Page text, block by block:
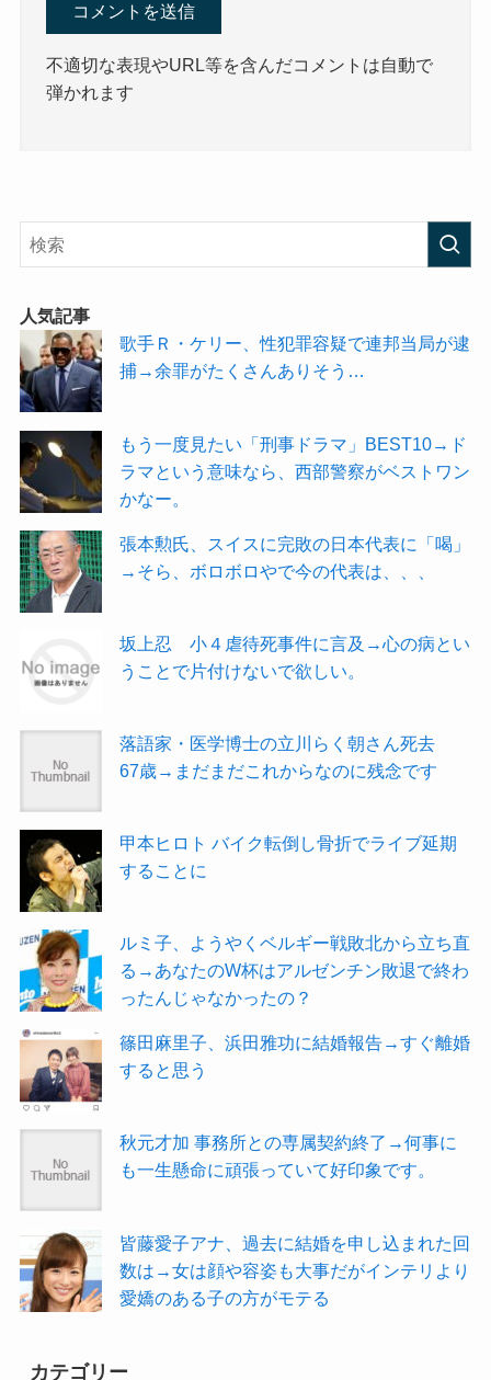
不適切な表現やURL等を含んだコメントは自動で
弾かれます
人気記事
歌手Ｒ・ケリー、性犯罪容疑で連邦当局が逮
捕→余罪がたくさんありそう…
もう一度見たい「刑事ドラマ」BEST10→ド
ラマという意味なら、西部警察がベストワン
かなー。
張本勲氏、スイスに完敗の日本代表に「喝」
→そら、ボロボロやで今の代表は、、、
坂上忍 小４虐待死事件に言及→心の病とい
うことで片付けないで欲しい。
落語家・医学博士の立川らく朝さん死去
67歳→まだまだこれからなのに残念です
甲本ヒロト バイク転倒し骨折でライブ延期
することに
ルミ子、ようやくベルギー戦敗北から立ち直
る→あなたのW杯はアルゼンチン敗退で終わ
ったんじゃなかったの？
篠田麻里子、浜田雅功に結婚報告→すぐ離婚
すると思う
秋元才加 事務所との専属契約終了→何事に
も一生懸命に頑張っていて好印象です。
皆藤愛子アナ、過去に結婚を申し込まれた回
数は→女は顔や容姿も大事だがインテリより
愛嬌のある子の方がモテる
カテゴリー